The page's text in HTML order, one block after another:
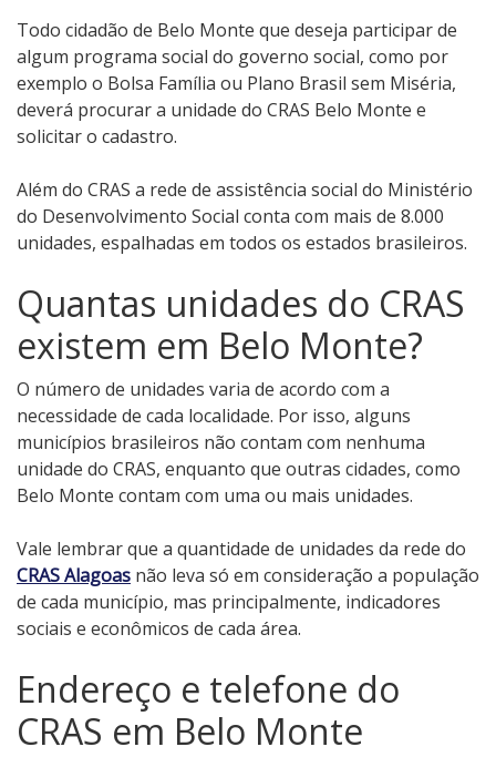
Todo cidadão de Belo Monte que deseja participar de
algum programa social do governo social, como por
exemplo o Bolsa Família ou Plano Brasil sem Miséria,
deverá procurar a unidade do CRAS Belo Monte e
solicitar o cadastro.
Além do CRAS a rede de assistência social do Ministério
do Desenvolvimento Social conta com mais de 8.000
unidades, espalhadas em todos os estados brasileiros.
Quantas unidades do CRAS
existem em Belo Monte?
O número de unidades varia de acordo com a
necessidade de cada localidade. Por isso, alguns
municípios brasileiros não contam com nenhuma
unidade do CRAS, enquanto que outras cidades, como
Belo Monte contam com uma ou mais unidades.
Vale lembrar que a quantidade de unidades da rede do
CRAS Alagoas não leva só em consideração a população
de cada município, mas principalmente, indicadores
sociais e econômicos de cada área.
Endereço e telefone do
CRAS em Belo Monte